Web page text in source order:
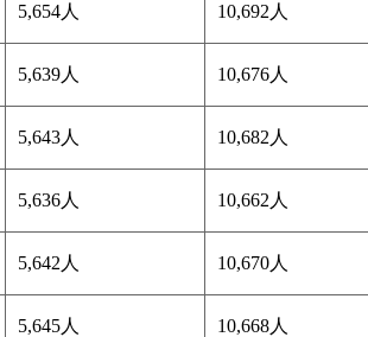
5,654人 10,692人
5,639人 10,676人
5,643人 10,682人
5,636人 10,662人
5,642人 10,670人
5,645人 10,668人